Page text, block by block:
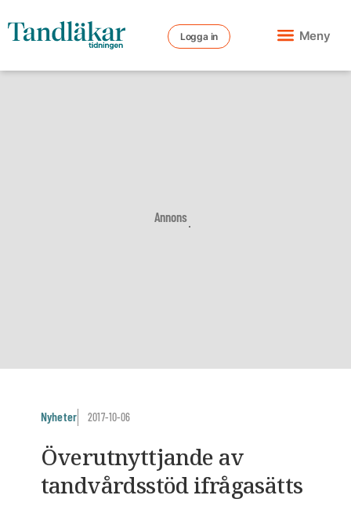
Logga in Meny
Annons
Nyheter 2017-10-06
Överutnyttjande av
tandvårdsstöd ifrågasätts